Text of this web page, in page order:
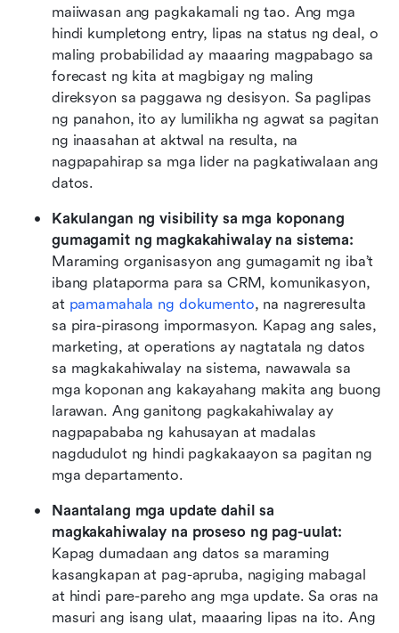
maiiwasan ang pagkakamali ng tao. Ang mga
hindi kumpletong entry, lipas na status ng deal, o
maling probabilidad ay maaaring magpabago sa
forecast ng kita at magbigay ng maling
direksyon sa paggawa ng desisyon. Sa paglipas
ng panahon, ito ay lumilikha ng agwat sa pagitan
ng inaasahan at aktwal na resulta, na
nagpapahirap sa mga lider na pagkatiwalaan ang
datos.
Kakulangan ng visibility sa mga koponang
gumagamit ng magkakahiwalay na sistema:
Maraming organisasyon ang gumagamit ng iba’t
ibang plataporma para sa CRM, komunikasyon,
at pamamahala ng dokumento, na nagreresulta
sa pira-pirasong impormasyon. Kapag ang sales,
marketing, at operations ay nagtatala ng datos
sa magkakahiwalay na sistema, nawawala sa
mga koponan ang kakayahang makita ang buong
larawan. Ang ganitong pagkakahiwalay ay
nagpapababa ng kahusayan at madalas
nagdudulot ng hindi pagkakaayon sa pagitan ng
mga departamento.
Naantalang mga update dahil sa
magkakahiwalay na proseso ng pag-uulat:
Kapag dumadaan ang datos sa maraming
kasangkapan at pag-apruba, nagiging mabagal
at hindi pare-pareho ang mga update. Sa oras na
masuri ang isang ulat, maaaring lipas na ito. Ang